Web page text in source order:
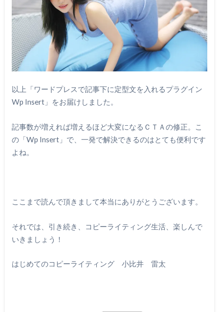
以上「ワードプレスで記事下に定型文を入れるプラグイン
Wp Insert」をお届けしました。
記事数が増えれば増えるほど大変になるＣＴＡの修正。こ
の「Wp Insert」で、一発で解決できるのはとても便利です
よね。
ここまで読んで頂きまして本当にありがとうございます。
それでは、引き続き、コピーライティング生活、楽しんで
いきましょう！
はじめてのコピーライティング 小比井 雷太